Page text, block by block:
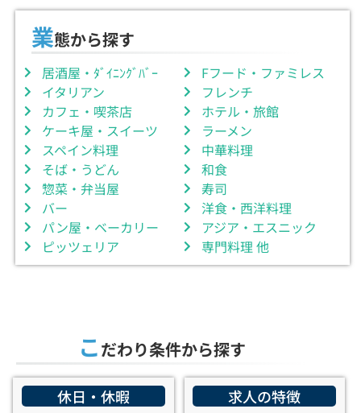
業態から探す
居酒屋・ﾀﾞｲﾆﾝｸﾞﾊﾞｰ
イタリアン
カフェ・喫茶店
ケーキ屋・スイーツ
スペイン料理
そば・うどん
惣菜・弁当屋
バー
パン屋・ベーカリー
ピッツェリア
Fフード・ファミレス
フレンチ
ホテル・旅館
ラーメン
中華料理
和食
寿司
洋食・西洋料理
アジア・エスニック
専門料理 他
こだわり条件から探す
休日・休暇 求人の特徴